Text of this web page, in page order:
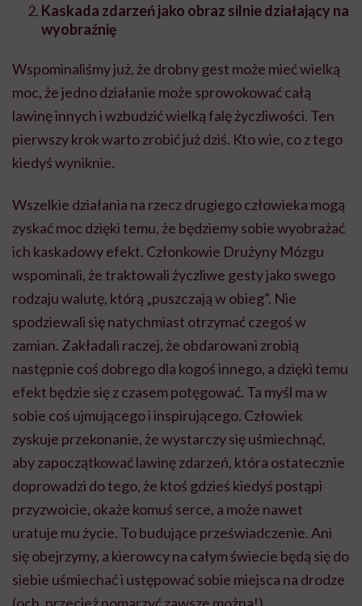
Kaskada zdarzeń jako obraz silnie działający na
wyobraźnię
Wspominaliśmy już, że drobny gest może mieć wielką
moc, że jedno działanie może sprowokować całą
lawinę innych i wzbudzić wielką falę życzliwości. Ten
pierwszy krok warto zrobić już dziś. Kto wie, co z tego
kiedyś wyniknie.
Wszelkie działania na rzecz drugiego człowieka mogą
zyskać moc dzięki temu, że będziemy sobie wyobrażać
ich kaskadowy efekt. Członkowie Drużyny Mózgu
wspominali, że traktowali życzliwe gesty jako swego
rodzaju walutę, którą „puszczają w obieg”. Nie
spodziewali się natychmiast otrzymać czegoś w
zamian. Zakładali raczej, że obdarowani zrobią
następnie coś dobrego dla kogoś innego, a dzięki temu
efekt będzie się z czasem potęgować. Ta myśl ma w
sobie coś ujmującego i inspirującego. Człowiek
zyskuje przekonanie, że wystarczy się uśmiechnąć,
aby zapoczątkować lawinę zdarzeń, która ostatecznie
doprowadzi do tego, że ktoś gdzieś kiedyś postąpi
przyzwoicie, okaże komuś serce, a może nawet
uratuje mu życie. To budujące przeświadczenie. Ani
się obejrzymy, a kierowcy na całym świecie będą się do
siebie uśmiechać i ustępować sobie miejsca na drodze
(och, przecież pomarzyć zawsze można!).